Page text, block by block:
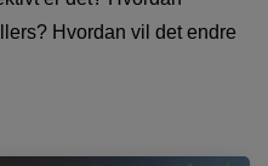
Hvordan vil det endre